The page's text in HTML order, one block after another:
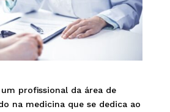
profissional da área de
na medicina que se dedica ao